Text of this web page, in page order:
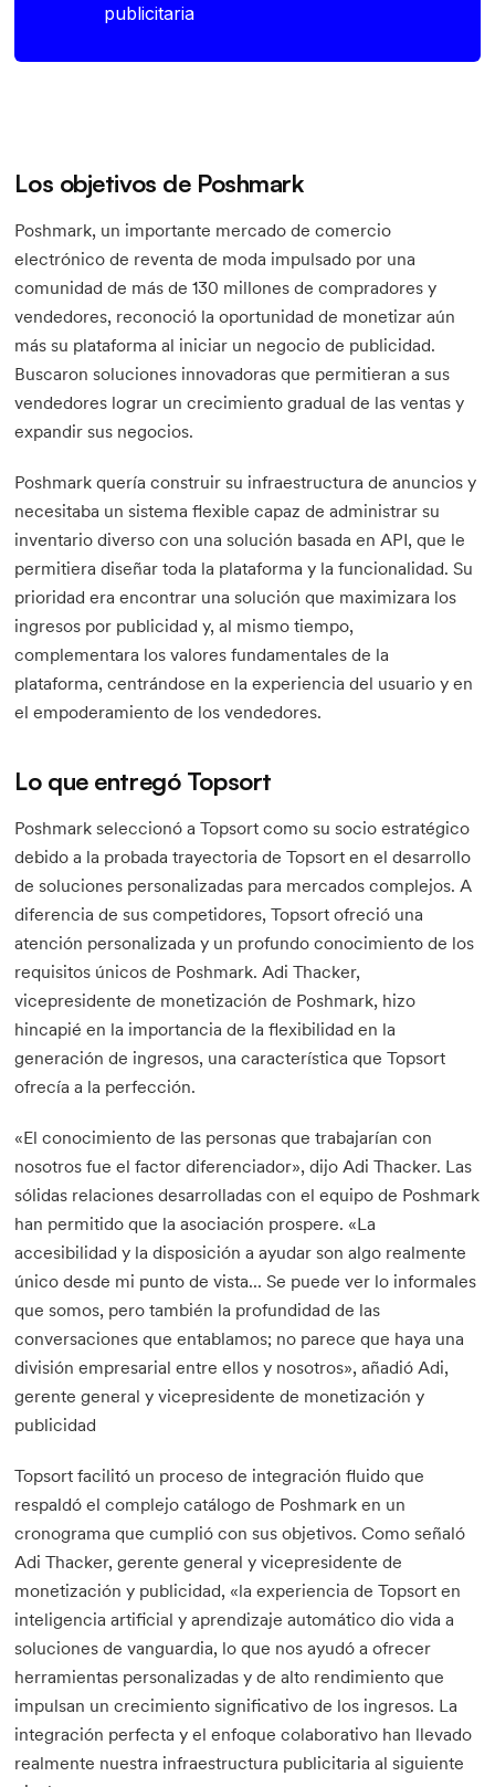
publicitaria
Los objetivos de Poshmark
Poshmark, un importante mercado de comercio
electrónico de reventa de moda impulsado por una
comunidad de más de 130 millones de compradores y
vendedores, reconoció la oportunidad de monetizar aún
más su plataforma al iniciar un negocio de publicidad.
Buscaron soluciones innovadoras que permitieran a sus
vendedores lograr un crecimiento gradual de las ventas y
expandir sus negocios.
Poshmark quería construir su infraestructura de anuncios y
necesitaba un sistema flexible capaz de administrar su
inventario diverso con una solución basada en API, que le
permitiera diseñar toda la plataforma y la funcionalidad. Su
prioridad era encontrar una solución que maximizara los
ingresos por publicidad y, al mismo tiempo,
complementara los valores fundamentales de la
plataforma, centrándose en la experiencia del usuario y en
el empoderamiento de los vendedores.
Lo que entregó Topsort
Poshmark seleccionó a Topsort como su socio estratégico
debido a la probada trayectoria de Topsort en el desarrollo
de soluciones personalizadas para mercados complejos. A
diferencia de sus competidores, Topsort ofreció una
atención personalizada y un profundo conocimiento de los
requisitos únicos de Poshmark. Adi Thacker,
vicepresidente de monetización de Poshmark, hizo
hincapié en la importancia de la flexibilidad en la
generación de ingresos, una característica que Topsort
ofrecía a la perfección.
«El conocimiento de las personas que trabajarían con
nosotros fue el factor diferenciador», dijo Adi Thacker. Las
sólidas relaciones desarrolladas con el equipo de Poshmark
han permitido que la asociación prospere. «La
accesibilidad y la disposición a ayudar son algo realmente
único desde mi punto de vista... Se puede ver lo informales
que somos, pero también la profundidad de las
conversaciones que entablamos; no parece que haya una
división empresarial entre ellos y nosotros», añadió Adi,
gerente general y vicepresidente de monetización y
publicidad
Topsort facilitó un proceso de integración fluido que
respaldó el complejo catálogo de Poshmark en un
cronograma que cumplió con sus objetivos. Como señaló
Adi Thacker, gerente general y vicepresidente de
monetización y publicidad, «la experiencia de Topsort en
inteligencia artificial y aprendizaje automático dio vida a
soluciones de vanguardia, lo que nos ayudó a ofrecer
herramientas personalizadas y de alto rendimiento que
impulsan un crecimiento significativo de los ingresos. La
integración perfecta y el enfoque colaborativo han llevado
realmente nuestra infraestructura publicitaria al siguiente